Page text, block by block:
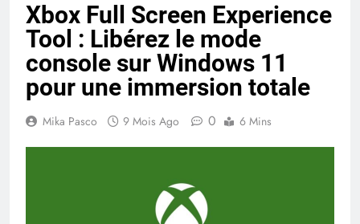
Xbox Full Screen Experience
Tool : Libérez le mode
console sur Windows 11
pour une immersion totale
Mika Pasco 9 Mois Ago 0 6 Mins